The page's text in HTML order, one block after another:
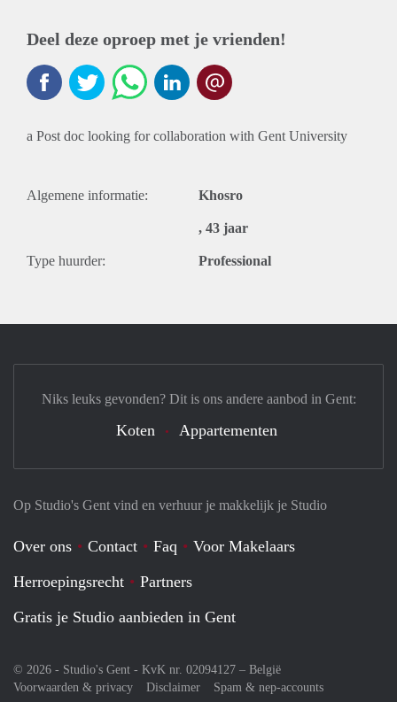
Deel deze oproep met je vrienden!
a Post doc looking for collaboration with Gent University
Algemene informatie: Khosro
, 43 jaar
Type huurder: Professional
Op Studio's Gent vind en verhuur je makkelijk je Studio
Over ons Contact Faq
Voor Makelaars
Herroepingsrecht
Partners
Gratis je Studio aanbieden in Gent
© 2026 - Studio's Gent - KvK nr. 02094127 – België
Voorwaarden & privacy
Disclaimer Spam & nep-accounts
Niks leuks gevonden? Dit is ons andere aanbod in Gent:
Koten Appartementen